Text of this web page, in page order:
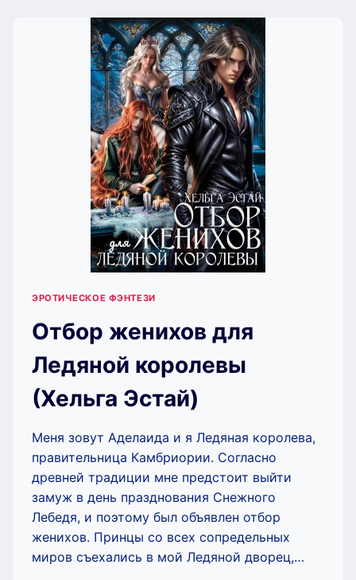
ЭСТАЙ)
ЭРОТИЧЕСКОЕ ФЭНТЕЗИ
Отбор женихов для
Ледяной королевы
(Хельга Эстай)
Меня зовут Аделаида и я Ледяная королева,
правительница Камбриории. Согласно
древней традиции мне предстоит выйти
замуж в день празднования Снежного
Лебедя, и поэтому был объявлен отбор
женихов. Принцы со всех сопредельных
миров съехались в мой Ледяной дворец,…